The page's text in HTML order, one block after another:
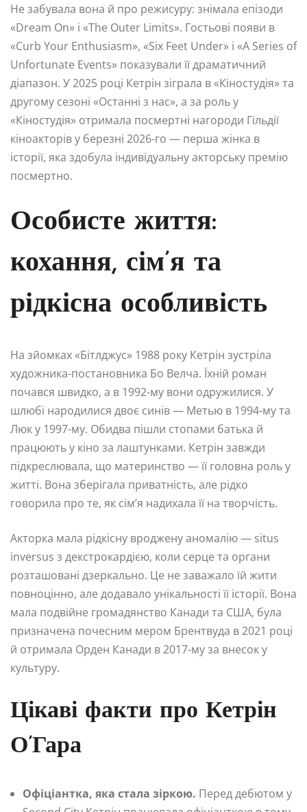
Не забувала вона й про режисуру: знімала епізоди
«Dream On» і «The Outer Limits». Гостьові появи в
«Curb Your Enthusiasm», «Six Feet Under» і «A Series of
Unfortunate Events» показували її драматичний
діапазон. У 2025 році Кетрін зіграла в «Кіностудія» та
другому сезоні «Останні з нас», а за роль у
«Кіностудія» отримала посмертні нагороди Гільдії
кіноакторів у березні 2026-го — перша жінка в
історії, яка здобула індивідуальну акторську премію
посмертно.
Особисте життя:
кохання, сім’я та
рідкісна особливість
На зйомках «Бітлджус» 1988 року Кетрін зустріла
художника-постановника Бо Велча. Їхній роман
почався швидко, а в 1992-му вони одружилися. У
шлюбі народилися двоє синів — Метью в 1994-му та
Люк у 1997-му. Обидва пішли стопами батька й
працюють у кіно за лаштунками. Кетрін завжди
підкреслювала, що материнство — її головна роль у
житті. Вона зберігала приватність, але рідко
говорила про те, як сім’я надихала її на творчість.
Акторка мала рідкісну вроджену аномалію — situs
inversus з декстрокардією, коли серце та органи
розташовані дзеркально. Це не заважало їй жити
повноцінно, але додавало унікальності її історії. Вона
мала подвійне громадянство Канади та США, була
призначена почесним мером Брентвуда в 2021 році
й отримала Орден Канади в 2017-му за внесок у
культуру.
Цікаві факти про Кетрін
О’Гара
Офіціантка, яка стала зіркою. Перед дебютом у